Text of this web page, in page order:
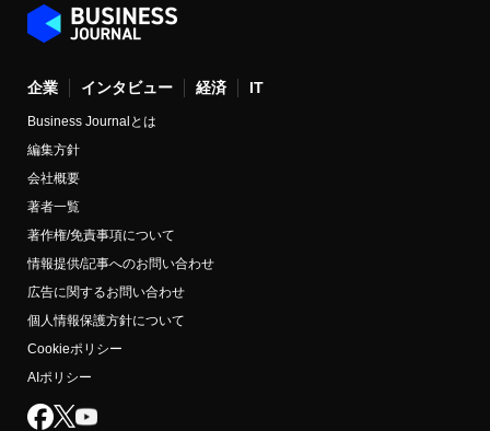
企業 インタビュー 経済 IT
Business Journalとは
編集方針
会社概要
著者一覧
著作権/免責事項について
情報提供/記事へのお問い合わせ
広告に関するお問い合わせ
個人情報保護方針について
Cookieポリシー
AIポリシー